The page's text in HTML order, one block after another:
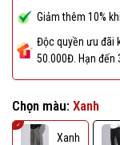
Giảm thêm 10%
Độc quyền ưu đãi
50.000Đ. Hạn đến
Chọn màu: Xanh
Xanh